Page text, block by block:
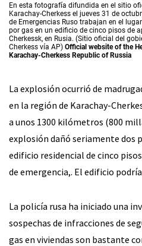
En esta fotografía difundida en el sitio
Karachay-Cherkess el jueves 31 de
de Emergencias Ruso trabajan en el
por gas en un edificio de cinco pisos de
Cherkessk, en Rusia. (Sitio oficial del
Cherkess vía AP) Official website of the
Karachay-Cherkess Republic of Russia
La explosión ocurrió de
en la región de Karachay-
a unos 1300 kilómetros (800
explosión dañó seriamente dos
edificio residencial de cinco
de emergencia,. El edificio
La policía rusa ha iniciado una
sospechas de infracciones de
gas en viviendas son bastante